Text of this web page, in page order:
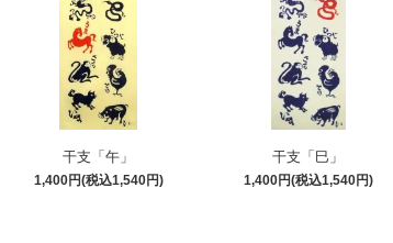
干支「午」
1,400円(税込1,540円)
干支「巳」
1,400円(税込1,540円)